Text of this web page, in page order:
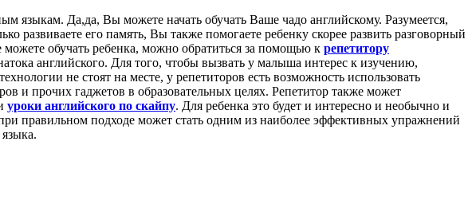
языкам. Да,да, Вы можете начать обучать Ваше чадо английскому. Разумеется,
его память, Вы также помогаете ребенку скорее развить разговорный
обучать ребенка, можно обратиться за помощью к репетитору
английского. Для того, чтобы вызвать у малыша интерес к изучению,
не стоят на месте, у репетиторов есть возможность использовать
и прочих гаджетов в образовательных целях. Репетитор также может
уроки английского по скайпу. Для ребенка это будет и интересно и необычно и
правильном подходе может стать одним из наиболее эффективных упражнений